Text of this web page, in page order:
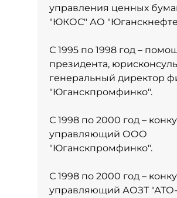
управления ценных
"ЮКОС" АО
С 1995 по 1998 год –
президента,
генеральный директор
"Юганскпромфинко".
С 1998 по 2000 год –
управляющий ООО
"Юганскпромфинко".
С 1998 по 2000 год –
управляющий АОЗТ "АТО-